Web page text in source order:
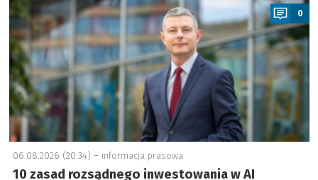
0
06.08.2026 (20:34) – informacja prasowa
10 zasad rozsądnego inwestowania w AI